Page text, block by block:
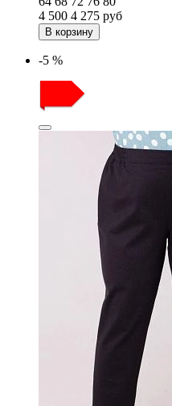
4 500 4 275 руб
В корзину
-5 %